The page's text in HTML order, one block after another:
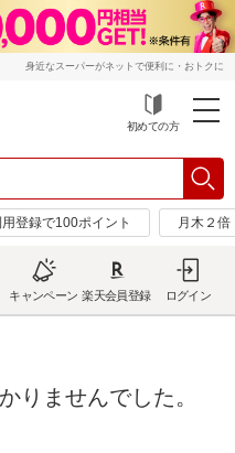
身近なスーパーがネットで便利に・おトクに
初めての方
登録で100ポイント 月木２倍
キャンペーン 楽天会員登録 ログイン
りませんでした。